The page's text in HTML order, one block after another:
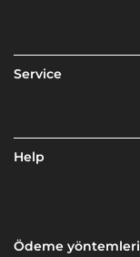
Service
Help
Ödeme yöntemleri